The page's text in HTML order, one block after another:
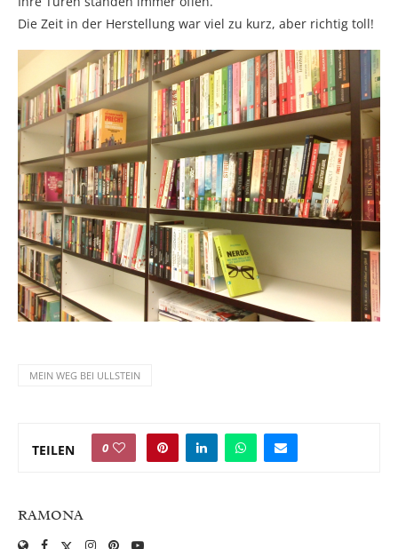
Die Zeit in der Herstellung war viel zu kurz, aber richtig toll!
MEIN WEG BEI ULLSTEIN
TEILEN 0
RAMONA